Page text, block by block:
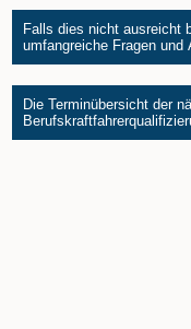
Falls dies nicht ausreicht
umfangreiche Fragen und
Die Terminübersicht der